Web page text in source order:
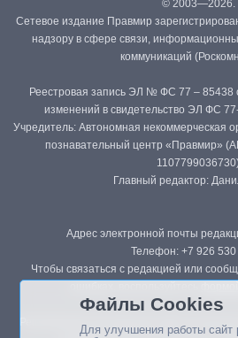
© 2003—2026.
Сетевое издание Правмир
надзору в сфере связи,
коммуникаций
Реестровая запись ЭЛ № ФС 77 – 85438
изменений в свидетельство ЭЛ ФС
Учредитель: Автономная некоммерческая
познавательный центр «Правмир»
Главный редактор:
Адрес электронной почты
Телефон: +7 926 530
Чтобы связаться с редакцией или
Републикация материалов сайта в
Файлы Cookies
Для улучшения работы сайт